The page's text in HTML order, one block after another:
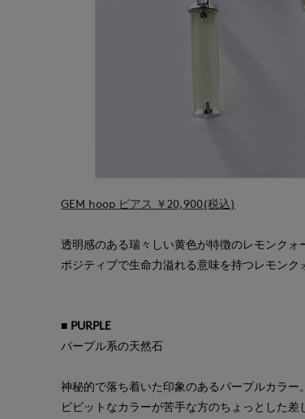
GEM hoop ピアス ￥20,900(税込)
透明感のある瑞々しい黄色が特徴のレモンクォ
ポジティブで生命力溢れる意味を持つレモン
■ PURPLE
パープル系の天然石
神秘的で落ち着いた印象のあるパープルカラー。
ビビットなカラーが苦手な方のちょっとした差